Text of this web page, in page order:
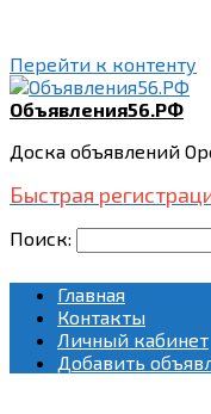
Перейти к контенту
Объявления56.РФ
Доска объявлений
Быстрая
Поиск:
Главная
Контакты
Личный кабинет
Добавить